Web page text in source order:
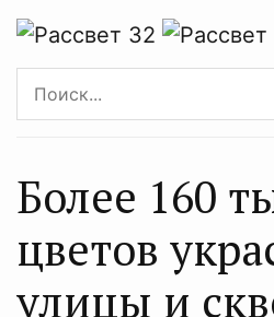
Более 160
цветов
улицы и